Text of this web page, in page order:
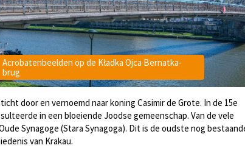
Acrobatenbeelden op de Kładka Ojca Bernatka-
brug
door en vernoemd naar koning Casimir de Grote. In de 15e
in een bloeiende Joodse gemeenschap. Van de vele
Synagoge (Stara Synagoga). Dit is de oudste nog
van Krakau.